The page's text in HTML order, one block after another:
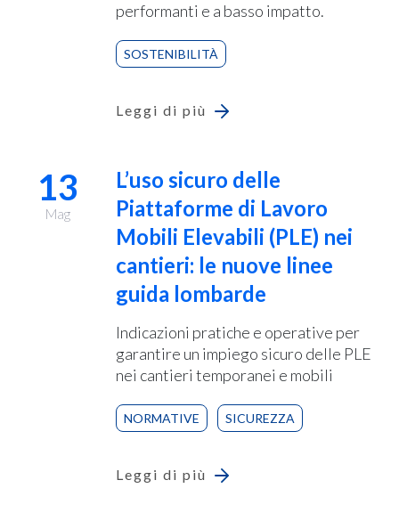
performanti e a basso impatto.
SOSTENIBILITÀ
Leggi di più
13
Mag
L’uso sicuro delle
Piattaforme di Lavoro
Mobili Elevabili (PLE) nei
cantieri: le nuove linee
guida lombarde
Indicazioni pratiche e operative per
garantire un impiego sicuro delle PLE
nei cantieri temporanei e mobili
NORMATIVE SICUREZZA
Leggi di più